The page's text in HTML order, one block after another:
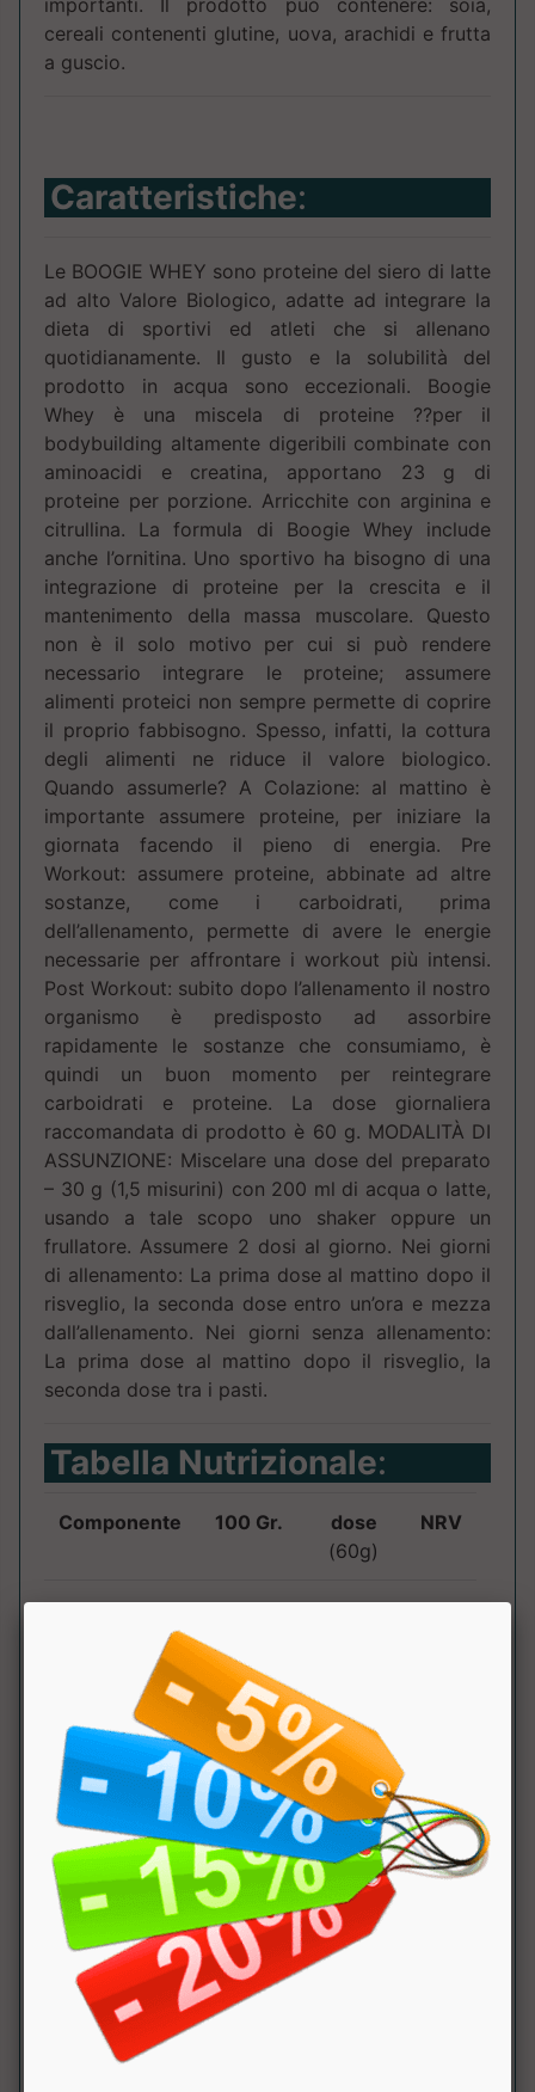
importanti. Il prodotto può contenere: soia,
cereali contenenti glutine, uova, arachidi e frutta
a guscio.
Caratteristiche:
Le BOOGIE WHEY sono proteine del siero di latte
ad alto Valore Biologico, adatte ad integrare la
dieta di sportivi ed atleti che si allenano
quotidianamente. Il gusto e la solubilità del
prodotto in acqua sono eccezionali. Boogie
Whey è una miscela di proteine ??per il
bodybuilding altamente digeribili combinate con
aminoacidi e creatina, apportano 23 g di
proteine per porzione. Arricchite con arginina e
citrullina. La formula di Boogie Whey include
anche l’ornitina. Uno sportivo ha bisogno di una
integrazione di proteine per la crescita e il
mantenimento della massa muscolare. Questo
non è il solo motivo per cui si può rendere
necessario integrare le proteine; assumere
alimenti proteici non sempre permette di coprire
il proprio fabbisogno. Spesso, infatti, la cottura
degli alimenti ne riduce il valore biologico.
Quando assumerle? A Colazione: al mattino è
importante assumere proteine, per iniziare la
giornata facendo il pieno di energia. Pre
Workout: assumere proteine, abbinate ad altre
sostanze, come i carboidrati, prima
dell’allenamento, permette di avere le energie
necessarie per affrontare i workout più intensi.
Post Workout: subito dopo l’allenamento il nostro
organismo è predisposto ad assorbire
rapidamente le sostanze che consumiamo, è
quindi un buon momento per reintegrare
carboidrati e proteine. La dose giornaliera
raccomandata di prodotto è 60 g. MODALITÀ DI
ASSUNZIONE: Miscelare una dose del preparato
– 30 g (1,5 misurini) con 200 ml di acqua o latte,
usando a tale scopo uno shaker oppure un
frullatore. Assumere 2 dosi al giorno. Nei giorni
di allenamento: La prima dose al mattino dopo il
risveglio, la seconda dose entro un’ora e mezza
dall’allenamento. Nei giorni senza allenamento:
La prima dose al mattino dopo il risveglio, la
seconda dose tra i pasti.
Tabella Nutrizionale:
Componente 100 Gr.
dose
(60g)
NRV
Kcal 377kcal 226kcal
3.3g
di cui saturi 2g 1.2g
Carboidrati 9.9g 5.9g
di cui
zuccheri
9.9g 5.9g
Proteine 77g 46g
Sale 1.82g
concentrato